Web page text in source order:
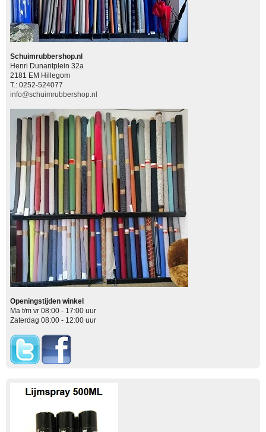
Schuimrubbershop.nl
Henri Dunantplein 32a
2181 EM Hillegom
T.: 0252-524077
info@schuimrubbershop.nl
Openingstijden winkel
Ma t/m vr 08:00 - 17:00 uur
Zaterdag 08:00 - 12:00 uur